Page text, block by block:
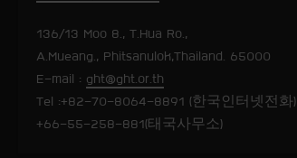
R
e
a
d
136/13 Moo 8., T.Hua Ro.,
A.Mueang., Phitsanulok,Thailand. 65000
E-mail : ght@ght.or.th
Tel :+82-70-8064-8891 (한국인터넷전화)
+66-55-258-881(태국사무소)